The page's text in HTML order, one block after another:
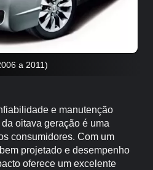
a 2011)
e manutenção
oitava geração é uma
consumidores. Com um
projetado e desempenho
oferece um excelente